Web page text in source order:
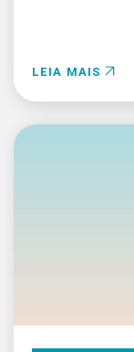
LEIA MAIS